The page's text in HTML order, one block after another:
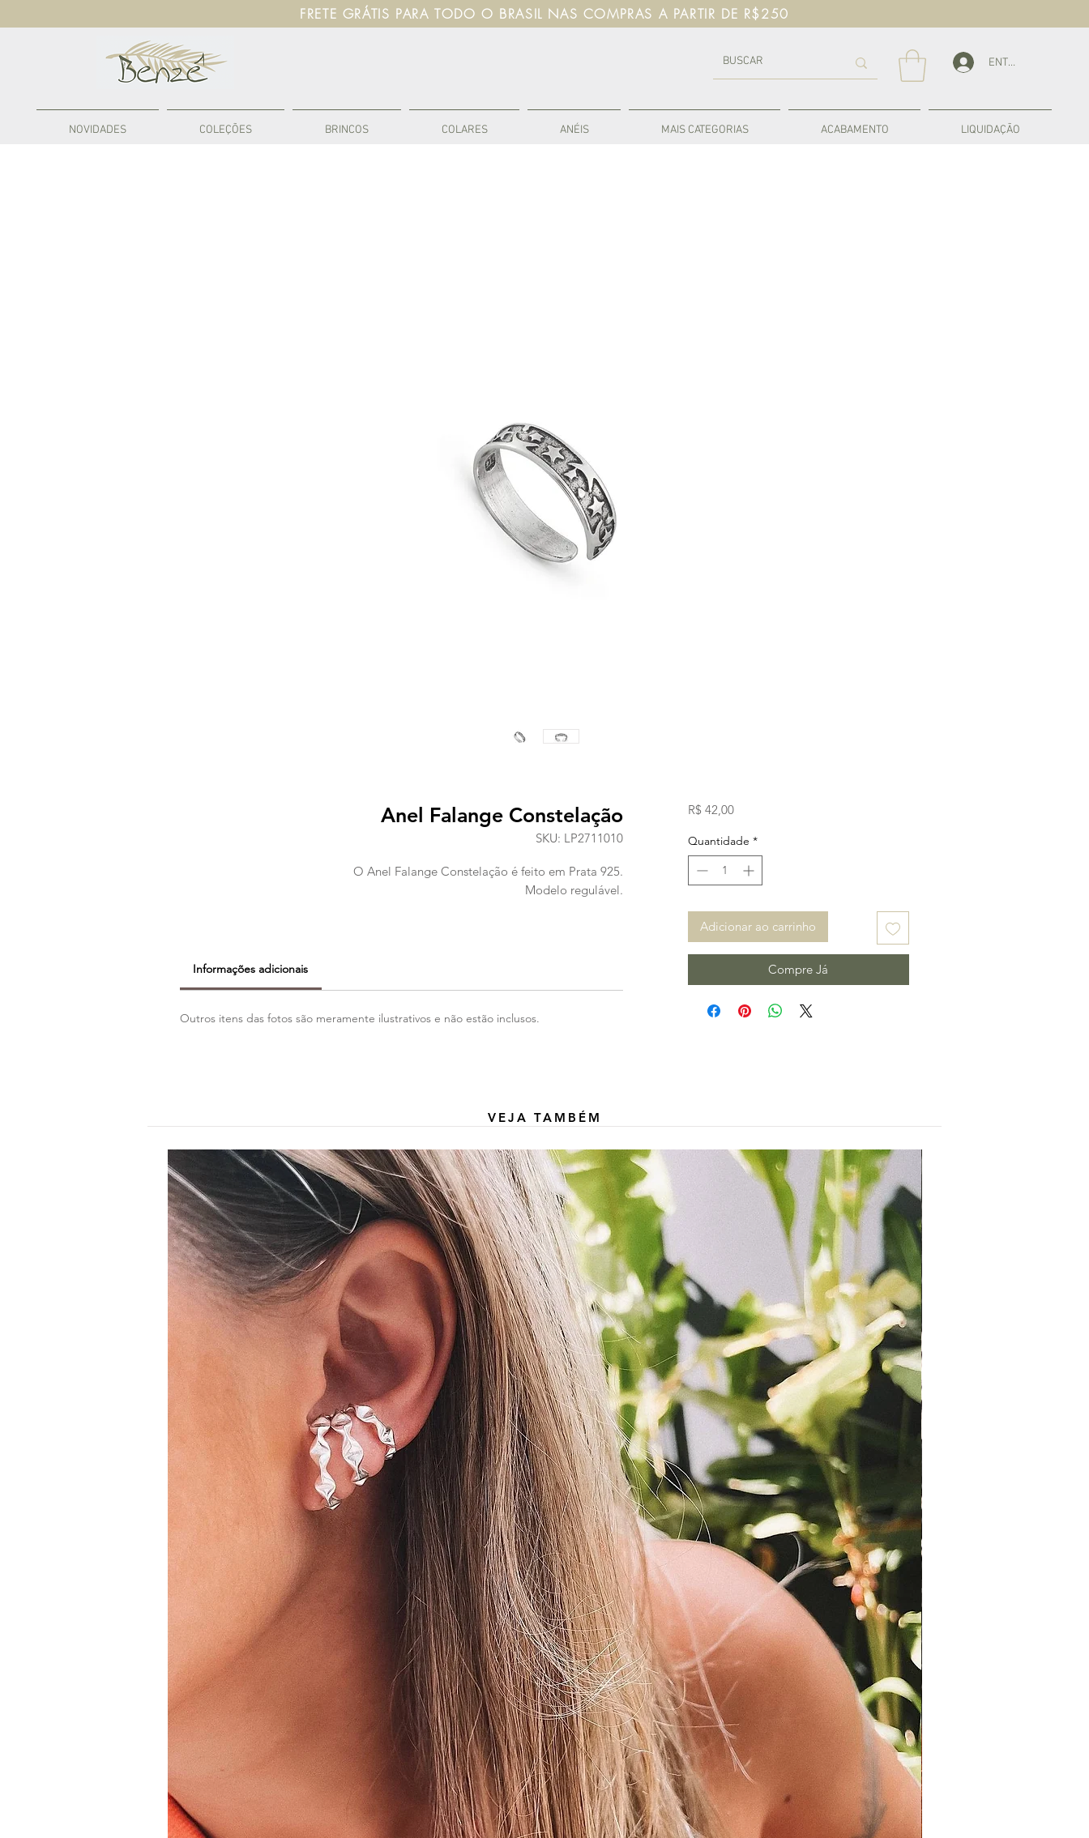
FRETE GRÁTIS PARA TODO O BRASIL NAS COMPRAS A PARTIR DE R$250
ENTRAR
NOVIDADES COLEÇÕES BRINCOS COLARES ANÉIS MAIS CATEGORIAS ACABAMENTO LIQUIDAÇÃO
Anel Falange Constelação
SKU: LP2711010
O Anel Falange Constelação é feito em Prata 925.
Modelo regulável.
Informações adicionais
Outros itens das fotos são meramente ilustrativos e não estão inclusos.
R$ 42,00Preço
Quantidade *
Adicionar ao carrinho
Compre Já
VEJA TAMBÉM